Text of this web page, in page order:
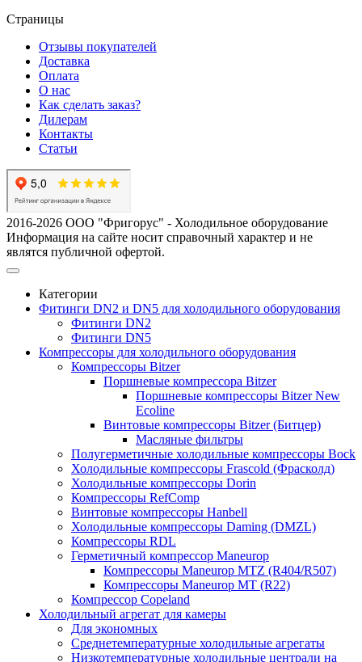
Страницы
Отзывы покупателей
Доставка
Оплата
О нас
Как сделать заказ?
Дилерам
Контакты
Статьи
2016-2026 ООО "Фригорус" - Холодильное оборудование
Информация на сайте носит справочный характер и не
являтся публичной офертой.
Категории
Фитинги DN2 и DN5 для холодильного оборудования
Фитинги DN2
Фитинги DN5
Компрессоры для холодильного оборудования
Компрессоры Bitzer
Поршневые компрессора Bitzer
Поршневые компрессоры Bitzer New
Ecoline
Винтовые компрессоры Bitzer (Битцер)
Масляные фильтры
Полугерметичные холодильные компрессоры Bock
Холодильные компрессоры Frascold (Фрасколд)
Холодильные компрессоры Dorin
Компрессоры RefComp
Винтовые компрессоры Hanbell
Холодильные компрессоры Daming (DMZL)
Компрессоры RDL
Герметичный компрессор Maneurop
Компрессоры Maneurop MTZ (R404/R507)
Компрессоры Maneurop MT (R22)
Компрессор Copeland
Холодильный агрегат для камеры
Для экономных
Среднетемпературные холодильные агрегаты
Низкотемпературные холодильные централи на